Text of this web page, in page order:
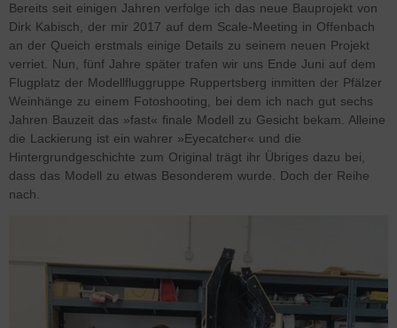
Bereits seit einigen Jahren verfolge ich das neue Bauprojekt von
Dirk Kabisch, der mir 2017 auf dem Scale-Meeting in Offenbach
an der Queich erstmals einige Details zu seinem neuen Projekt
verriet. Nun, fünf Jahre später trafen wir uns Ende Juni auf dem
Flugplatz der Modellfluggruppe Ruppertsberg inmitten der Pfälzer
Weinhänge zu einem Fotoshooting, bei dem ich nach gut sechs
Jahren Bauzeit das »fast« finale Modell zu Gesicht bekam. Alleine
die Lackierung ist ein wahrer »Eyecatcher« und die
Hintergrundgeschichte zum Original trägt ihr Übriges dazu bei,
dass das Modell zu etwas Besonderem wurde. Doch der Reihe
nach.